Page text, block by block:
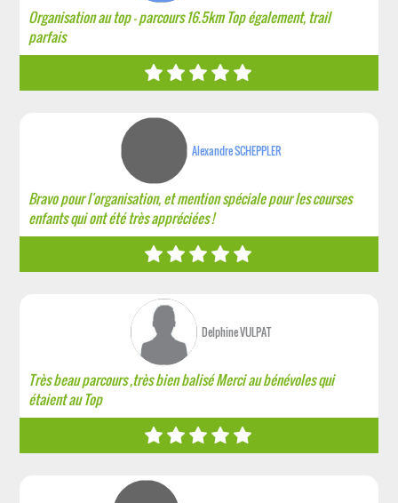
Organisation au top - parcours 16.5km Top également, trail
parfais
Alexandre SCHEPPLER
Bravo pour l'organisation, et mention spéciale pour les courses
enfants qui ont été très appréciées !
Delphine VULPAT
Très beau parcours ,très bien balisé Merci au bénévoles qui
étaient au Top